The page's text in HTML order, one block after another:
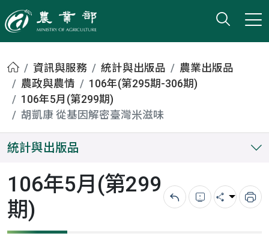
農業部
打開
小版
首頁資訊與服務 統計與出版品
農業出版品
農政與農情
106年(第295期-306期)
106年5月(第299期)
胡凱康 從基因解密臺灣米滋味
統計與出版品
106年5月(第299
期)
回上一頁錯誤回報
分享 列